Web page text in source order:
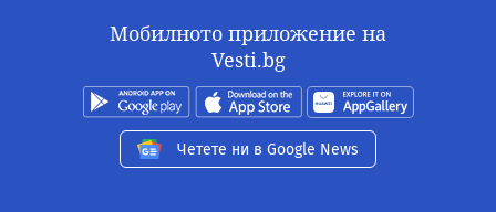
Мобилното приложение на
Vesti.bg
Четете ни в Google News